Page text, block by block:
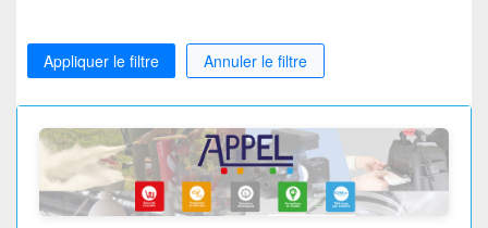
Appliquer le filtre Annuler le filtre